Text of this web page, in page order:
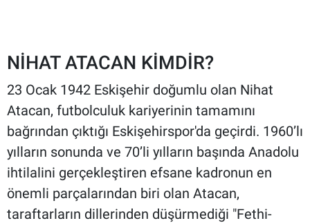
NİHAT ATACAN KİMDİR?
23 Ocak 1942 Eskişehir doğumlu olan Nihat
Atacan, futbolculuk kariyerinin tamamını
bağrından çıktığı Eskişehirspor'da geçirdi. 1960’lı
yılların sonunda ve 70’li yılların başında Anadolu
ihtilalini gerçekleştiren efsane kadronun en
önemli parçalarından biri olan Atacan,
taraftarların dillerinden düşürmediği "Fethi-